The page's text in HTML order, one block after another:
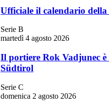
Ufficiale il calendario
Serie B
martedì 4 agosto 2026
Il portiere Rok Vadjunec
Südtirol
Serie C
domenica 2 agosto 2026